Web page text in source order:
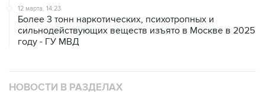
12 марта, 14:23
Более 3 тонн наркотических, психотропных и
сильнодействующих веществ изъято в Москве в 2025
году - ГУ МВД
НОВОСТИ В РАЗДЕЛАХ